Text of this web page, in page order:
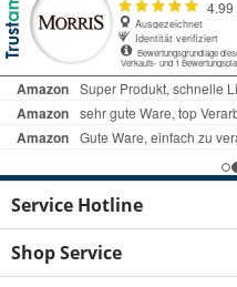
Service Hotline
Shop Service